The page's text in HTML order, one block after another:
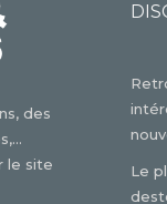
des
le site
Le